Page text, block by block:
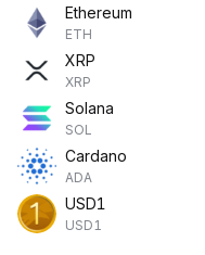
Ethereum
ETH
XRP
XRP
Solana
SOL
Cardano
ADA
USD1
USD1